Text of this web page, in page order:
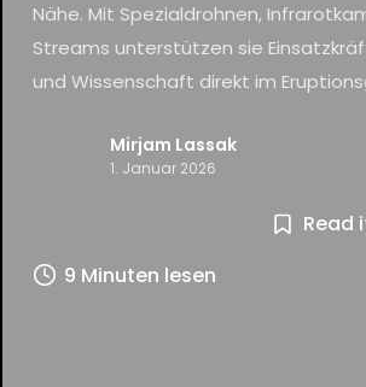
Nähe. Mit Spezialdrohnen,
Streams unterstützen sie
und Wissenschaft direkt im
Mirjam Lassak
1. Januar 2026
Read
9 Minuten lesen